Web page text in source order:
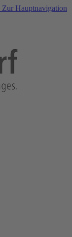
Zur Hauptnavigation